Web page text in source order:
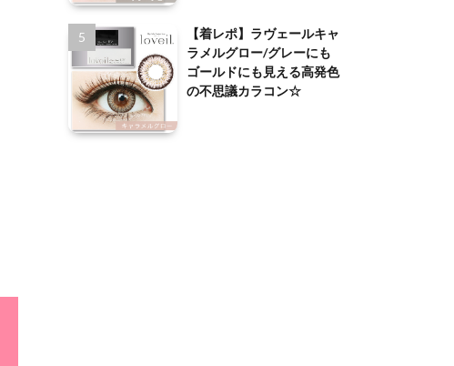
【着レポ】ラヴェールキャ
ラメルグロー/グレーにも
ゴールドにも見える高発色
の不思議カラコン☆